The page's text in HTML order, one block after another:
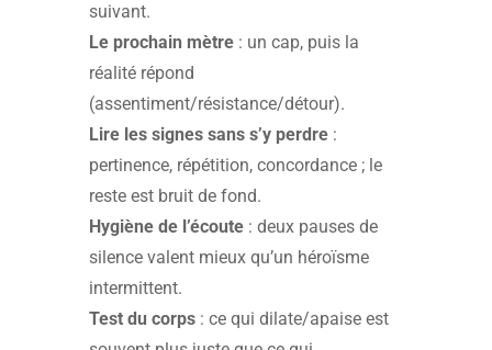
suivant.
Le prochain mètre: un cap, puis la
réalité répond
(assentiment/résistance/détour).
Lire les signes sans s’y perdre:
pertinence, répétition, concordance ; le
reste est bruit de fond.
Hygiène de l’écoute: deux pauses de
silence valent mieux qu’un héroïsme
intermittent.
Test du corps: ce qui dilate/apaise est